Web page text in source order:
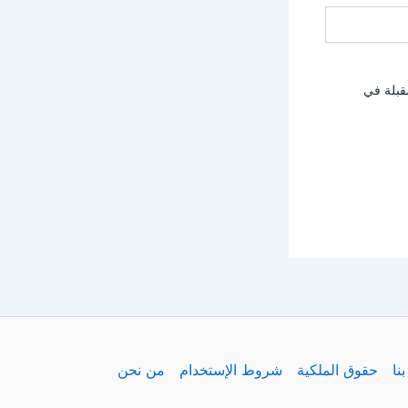
في
حقوق الملكية شروط الإستخدام من نحن